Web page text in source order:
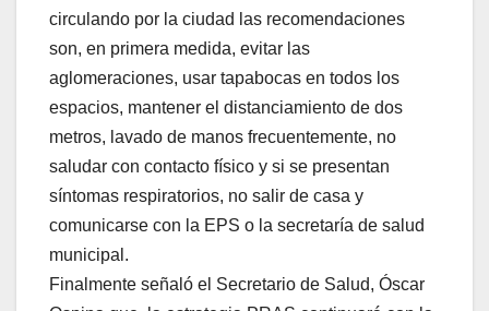
circulando por la ciudad las recomendaciones
son, en primera medida, evitar las
aglomeraciones, usar tapabocas en todos los
espacios, mantener el distanciamiento de dos
metros, lavado de manos frecuentemente, no
saludar con contacto físico y si se presentan
síntomas respiratorios, no salir de casa y
comunicarse con la EPS o la secretaría de salud
municipal.
Finalmente señaló el Secretario de Salud, Óscar